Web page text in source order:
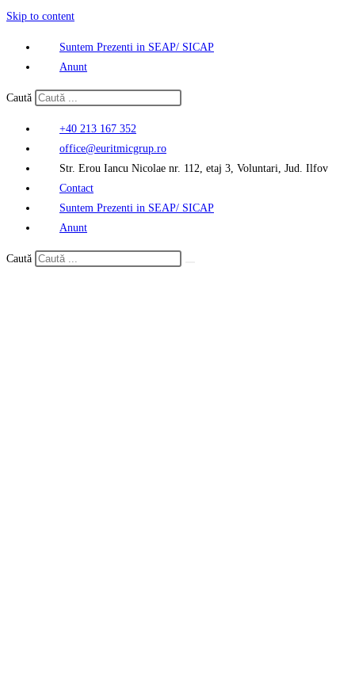
Skip to content
Suntem Prezenti in SEAP/ SICAP
Anunt
Caută
+40 213 167 352
office@euritmicgrup.ro
Str. Erou Iancu Nicolae nr. 112, etaj 3, Voluntari, Jud. Ilfov
Contact
Suntem Prezenti in SEAP/ SICAP
Anunt
Caută